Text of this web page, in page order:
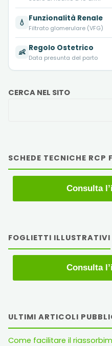
💧 Funzionalità Renale
Filtrato glomerulare (VFG)
👶 Regolo Ostetrico
Data presunta del parto
CERCA NEL SITO
SCHEDE TECNICHE RCP
Consulta
FOGLIETTI ILLUSTRATIVI
Consulta
ULTIMI ARTICOLI
Come facilitare il